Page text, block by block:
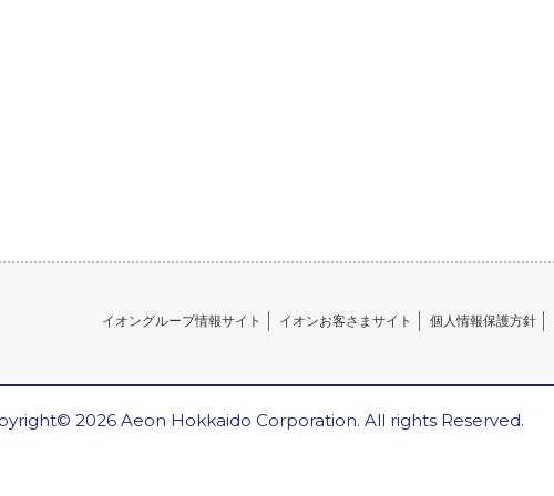
イオングループ情報サイト
イオンお客さまサイト 個人情報保護方針
2026 Aeon Hokkaido Corporation. All rights Reserved.